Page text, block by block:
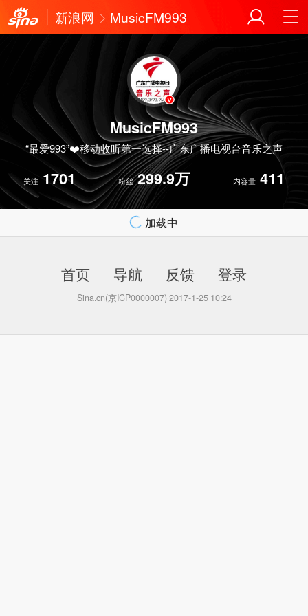
新浪网 MusicFM993
MusicFM993
“最爱993”❤️移动收听第一选择--广东广播电视台音乐之声
关注 1701 粉丝 299.9万 内容量 411
加载中
首页 导航 反馈 登录
Sina.cn(京ICP0000007) 2017-1-25 10:24